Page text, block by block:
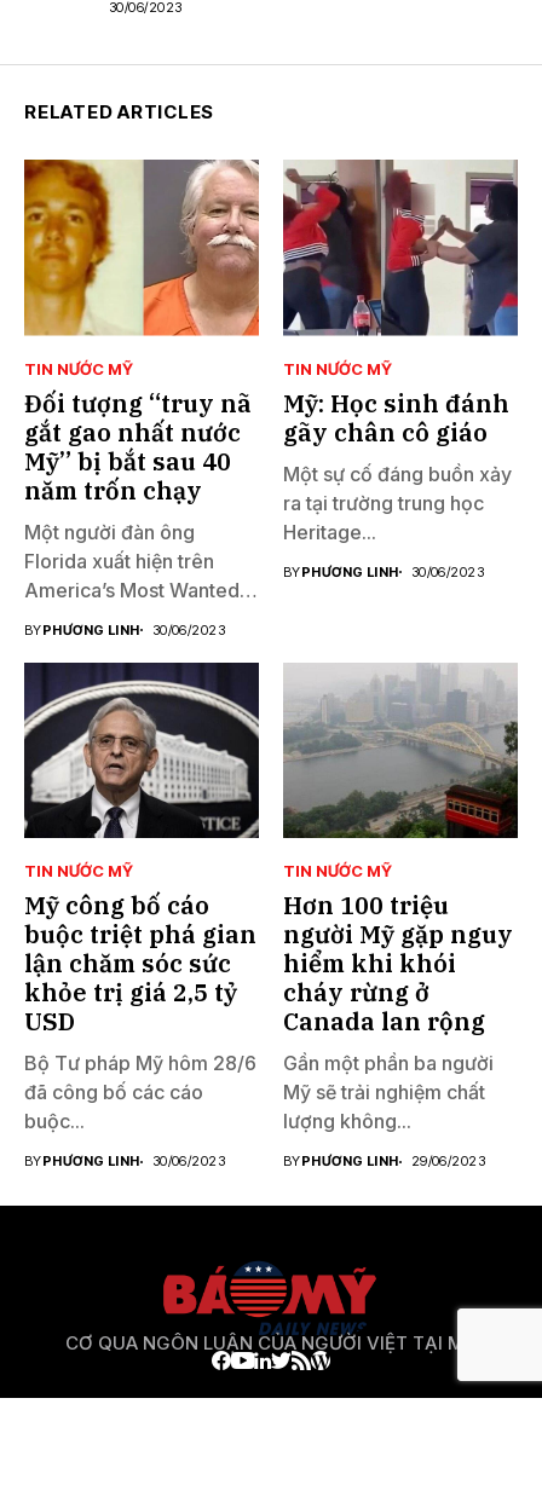
30/06/2023
RELATED ARTICLES
TIN NƯỚC MỸ
Đối tượng “truy nã
gắt gao nhất nước
Mỹ” bị bắt sau 40
năm trốn chạy
Một người đàn ông
Florida xuất hiện trên
America’s Most Wanted
BYPHƯƠNG LINH 30/06/2023
TIN NƯỚC MỸ
Mỹ: Học sinh đánh
gãy chân cô giáo
Một sự cố đáng buồn xảy
ra tại trường trung học
Heritage...
BYPHƯƠNG LINH 30/06/2023
TIN NƯỚC MỸ
Mỹ công bố cáo
buộc triệt phá gian
lận chăm sóc sức
khỏe trị giá 2,5 tỷ
USD
Bộ Tư pháp Mỹ hôm 28/6
đã công bố các cáo
buộc...
BYPHƯƠNG LINH 30/06/2023
TIN NƯỚC MỸ
Hơn 100 triệu
người Mỹ gặp nguy
hiểm khi khói
cháy rừng ở
Canada lan rộng
Gần một phần ba người
Mỹ sẽ trải nghiệm chất
lượng không...
BYPHƯƠNG LINH 29/06/2023
CƠ QUA NGÔN LUẬN CỦA NGƯỜI VIỆT TẠI MỸ